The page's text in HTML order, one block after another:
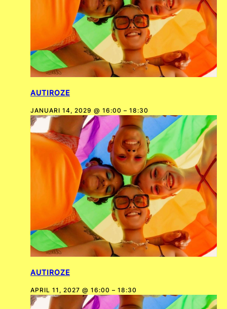
AUTIROZE
JANUARI 14, 2029 @ 16:00 – 18:30
AUTIROZE
APRIL 11, 2027 @ 16:00 – 18:30